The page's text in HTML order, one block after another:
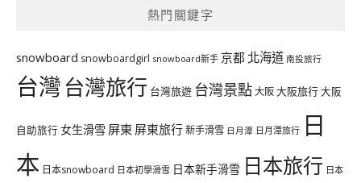
熱門關鍵字
snowboard snowboardgirl snowboard新手 京都 北海道 南投旅行
台灣台灣旅行 台灣旅遊 台灣景點大阪大阪旅行大阪
自助旅行 女生滑雪 屏東 屏東旅行新手滑雪 日月潭 日月潭旅行 日
本 日本snowboard 日本初學滑雪 日本新手滑雪 日本旅行 日本